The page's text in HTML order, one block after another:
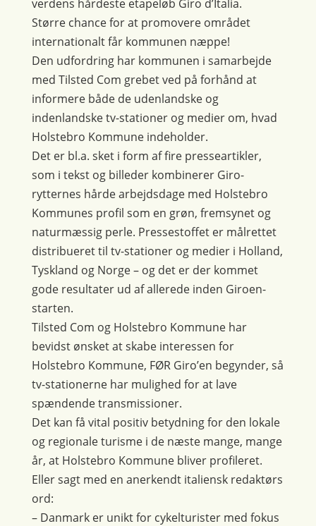
verdens hårdeste etapeløb Giro d’Italia.
Større chance for at promovere området
internationalt får kommunen næppe!
Den udfordring har kommunen i samarbejde
med Tilsted Com grebet ved på forhånd at
informere både de udenlandske og
indenlandske tv-stationer og medier om, hvad
Holstebro Kommune indeholder.
Det er bl.a. sket i form af fire presseartikler,
som i tekst og billeder kombinerer Giro-
rytternes hårde arbejdsdage med Holstebro
Kommunes profil som en grøn, fremsynet og
naturmæssig perle. Pressestoffet er målrettet
distribueret til tv-stationer og medier i Holland,
Tyskland og Norge – og det er der kommet
gode resultater ud af allerede inden Giroen-
starten.
Tilsted Com og Holstebro Kommune har
bevidst ønsket at skabe interessen for
Holstebro Kommune, FØR Giro’en begynder, så
tv-stationerne har mulighed for at lave
spændende transmissioner.
Det kan få vital positiv betydning for den lokale
og regionale turisme i de næste mange, mange
år, at Holstebro Kommune bliver profileret.
Eller sagt med en anerkendt italiensk redaktørs
ord:
– Danmark er unikt for cykelturister med fokus